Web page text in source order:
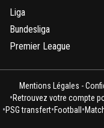
Liga
Bundesliga
Premier League
Mentions Légales -
•Retrouvez votre compte
•PSG transfert•Football •